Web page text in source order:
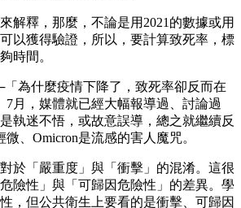
解釋，那麼，不論是用2021的數據或用
以獲得驗證，所以，要計算致死率，標
時間。
為什麼疫情下降了，致死率卻反而在
7月，媒體就已經大幅報導過、討論過
執迷不悟，或故意誤導，總之就繼續反
、Omicron是流感的害人魔咒。
於「嚴重度」與「衝擊」的混淆。這很
險性」與「可歸因危險性」的差異。學
，但公共衛生上要看的是衝擊、可歸因